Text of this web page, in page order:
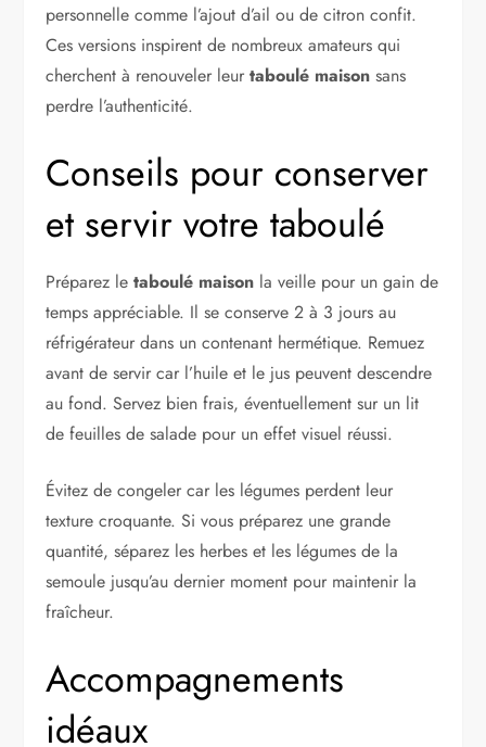
personnelle comme l’ajout d’ail ou de citron confit.
Ces versions inspirent de nombreux amateurs qui
cherchent à renouveler leurtaboulé maison sans
perdre l’authenticité.
Conseils pour conserver
et servir votre taboulé
Préparez letaboulé maison la veille pour un gain de
temps appréciable. Il se conserve 2 à 3 jours au
réfrigérateur dans un contenant hermétique. Remuez
avant de servir car l’huile et le jus peuvent descendre
au fond. Servez bien frais, éventuellement sur un lit
de feuilles de salade pour un effet visuel réussi.
Évitez de congeler car les légumes perdent leur
texture croquante. Si vous préparez une grande
quantité, séparez les herbes et les légumes de la
semoule jusqu’au dernier moment pour maintenir la
fraîcheur.
Accompagnements
idéaux